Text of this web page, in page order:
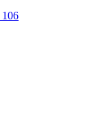
106